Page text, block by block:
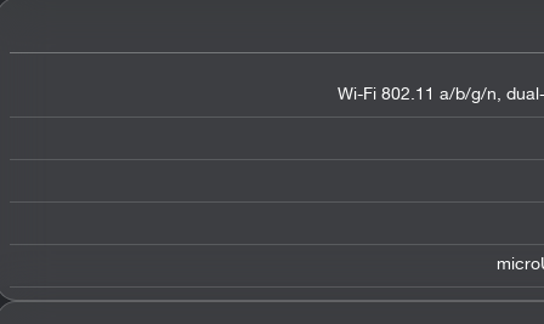
Wi-Fi 802.11 a/b/g/n,